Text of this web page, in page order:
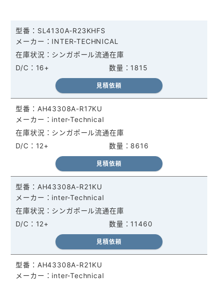
SL4130A-R23KHFS
INTER-TECHNICAL
1815
シンガポール流通在庫
16+
見積依頼
AH43308A-R17KU
inter-Technical
8616
シンガポール流通在庫
12+
見積依頼
AH43308A-R21KU
inter-Technical
11460
シンガポール流通在庫
12+
見積依頼
AH43308A-R21KU
inter-Technical